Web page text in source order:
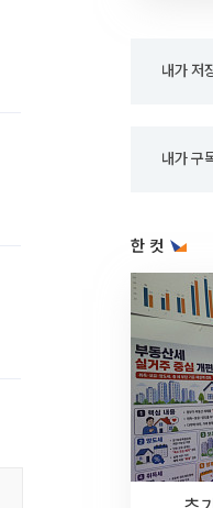
내가 저
내가 구
한 컷